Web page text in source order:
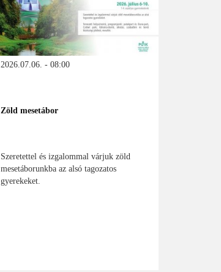
2026.07.06. - 08:00
Zöld mesetábor
Szeretettel és izgalommal várjuk zöld
mesetáborunkba az alsó tagozatos
gyerekeket.